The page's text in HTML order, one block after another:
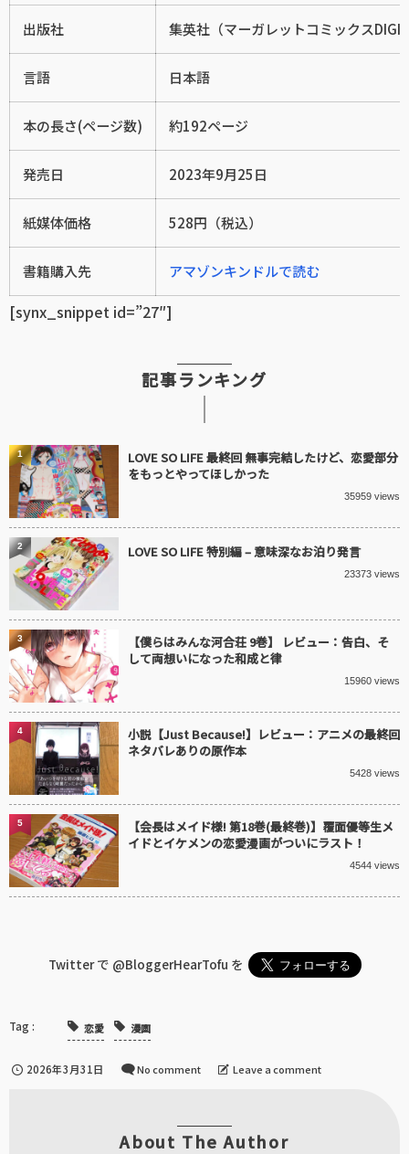
出版社 集英社（マーガレットコミックス
言語 日本語
本の長さ(ページ数) 約192ページ
発売日 2023年9月25日
紙媒体価格 528円（税込）
書籍購入先 アマゾンキンドルで読む
[synx_snippet id=”27″]
記事ランキング
LOVE SO LIFE 最終回 無事完結したけど、恋愛部分
をもっとやってほしかった
35959 views
1
LOVE SO LIFE 特別編 – 意味深なお泊り発言
23373 views
2
【僕らはみんな河合荘 9巻】 レビュー：告白、そ
して両想いになった和成と律
15960 views
3
小説【Just Because!】レビュー：アニメの最終回
ネタバレありの原作本
5428 views
4
【会長はメイド様! 第18巻(最終巻)】覆面優等生メ
イドとイケメンの恋愛漫画がついにラスト！
4544 views
5
Twitter で @BloggerHearTofu を
恋愛 漫画
2026年3月31日 No comment Leave a comment
About The Author